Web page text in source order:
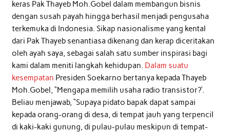
keras Pak Thayeb Moh.Gobel dalam membangun bisnis
dengan susah payah hingga berhasil menjadi pengusaha
terkemuka di Indonesia. Sikap nasionalisme yang kental
dari Pak Thayeb senantiasa dikenang dan kerap diceritakan
oleh ayah saya, sebagai salah satu sumber inspirasi bagi
kami dalam meniti langkah kehidupan. Dalam suatu
kesempatan Presiden Soekarno bertanya kepada Thayeb
Moh.Gobel, “Mengapa memilih usaha radio transistor?’.
Beliau menjawab, “Supaya pidato bapak dapat sampai
kepada orang-orang di desa, di tempat jauh yang terpencil
di kaki-kaki gunung, di pulau-pulau meskipun di tempat-